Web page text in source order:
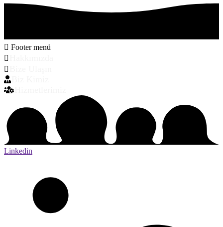
Footer menü
Linkedin